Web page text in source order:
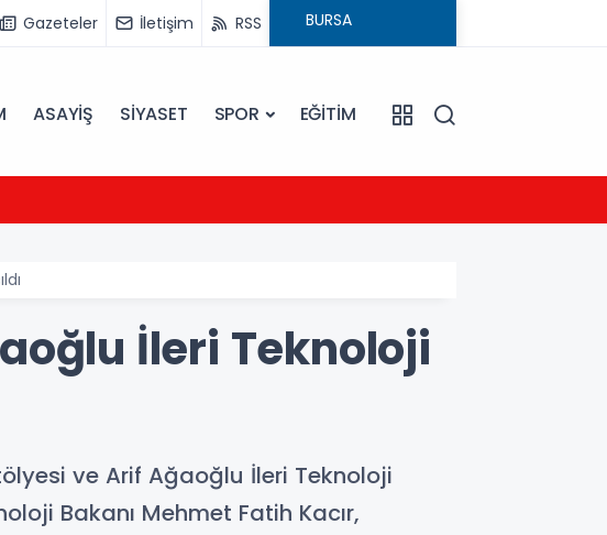
Gazeteler İletişim RSS
ASAYİŞ SİYASET SPOR EĞİTİM
İleri Teknoloji
ve Arif Ağaoğlu İleri Teknoloji
Bakanı Mehmet Fatih Kacır,